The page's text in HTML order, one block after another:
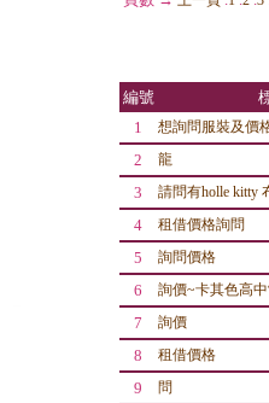
編號
1
想詢問服裝及價
2 龍
3 請問有holle kitty
4 租借價格詢問
5 詢問價格
6 詢價~卡其色高
7 詢價
8 租借價格
9 問